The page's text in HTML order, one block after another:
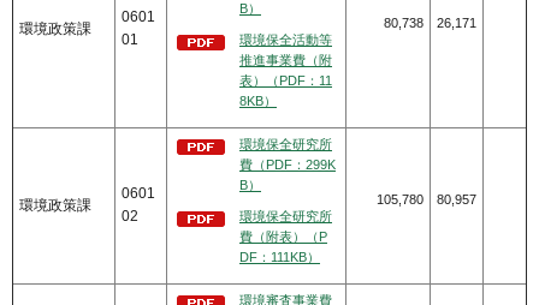
環境政策課
0601
01
B）
環境保全活動等
推進事業費（附
表）（PDF：11
8KB）
80,738 26,171
環境政策課
0601
02
環境保全研究所
費（PDF：299K
B）
環境保全研究所
費（附表）（P
DF：111KB）
105,780 80,957
環境審査事業費